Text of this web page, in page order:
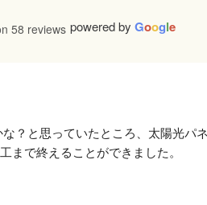
58 reviews powered by Google
？と思っていたところ、太陽光パ
で終えることができました。